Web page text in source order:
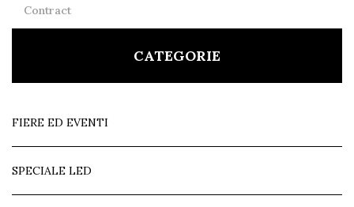
Contract
CATEGORIE
FIERE ED EVENTI
SPECIALE LED